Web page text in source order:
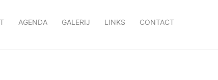
AGENDA GALERIJ LINKS CONTACT